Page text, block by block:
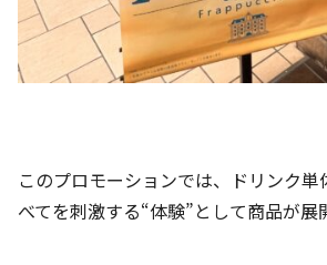
このプロモーションでは、ドリンク
べてを刺激する“体験”として商品が展